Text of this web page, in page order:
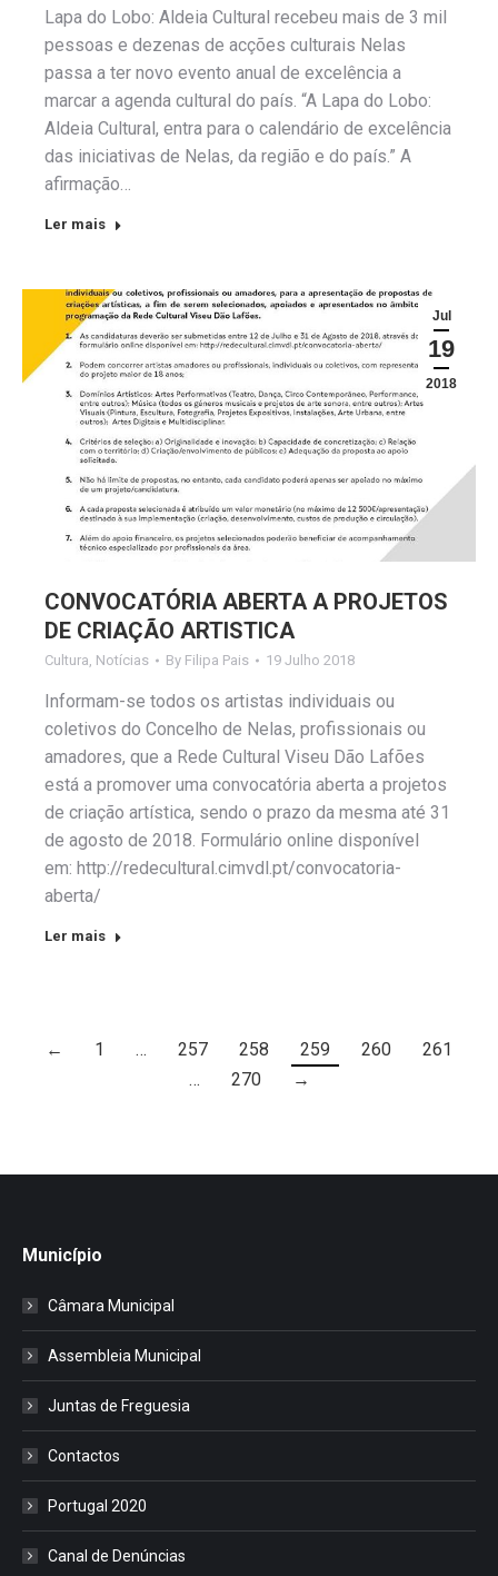
Lapa do Lobo: Aldeia Cultural recebeu mais de 3 mil
pessoas e dezenas de acções culturais Nelas
passa a ter novo evento anual de excelência a
marcar a agenda cultural do país. “A Lapa do Lobo:
Aldeia Cultural, entra para o calendário de excelência
das iniciativas de Nelas, da região e do país.” A
afirmação…
Ler mais
Jul
19
2018
CONVOCATÓRIA ABERTA A PROJETOS
DE CRIAÇÃO ARTISTICA
Cultura Notícias By Filipa Pais 19 Julho 2018
Informam-se todos os artistas individuais ou
coletivos do Concelho de Nelas, profissionais ou
amadores, que a Rede Cultural Viseu Dão Lafões
está a promover uma convocatória aberta a projetos
de criação artística, sendo o prazo da mesma até 31
de agosto de 2018. Formulário online disponível
em: http://redecultural.cimvdl.pt/convocatoria-
aberta/
Ler mais
← 1 … 257 258 259 260
261
…
270 →
Município
Câmara Municipal
Assembleia Municipal
Juntas de Freguesia
Contactos
Portugal 2020
Canal de Denúncias